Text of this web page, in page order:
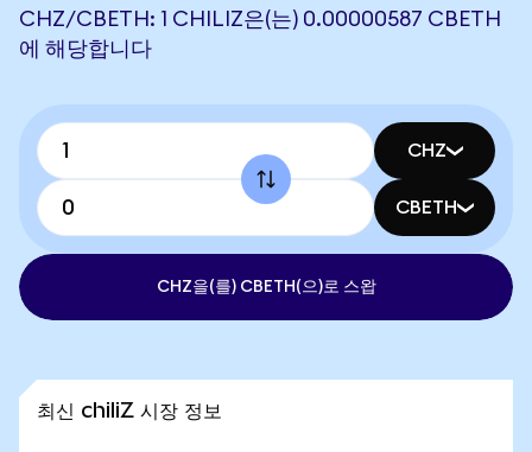
CHZ/CBETH: 1 CHILIZ은(는) 0.00000587 CBETH
에 해당합니다
CHZ
CBETH
CHZ을(를) CBETH(으)로 스왑
최신 chiliZ 시장 정보